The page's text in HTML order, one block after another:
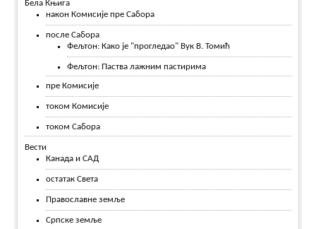
Бела Књига
након Комисије пре Сабора
после Сабора
Фељтон: Како је "прогледао" Вук В. Томић
Фељтон: Паства лажним пастирима
пре Комисије
током Комисије
током Сабора
Вести
Канада и САД
остатак Света
Православне земље
Српске земље